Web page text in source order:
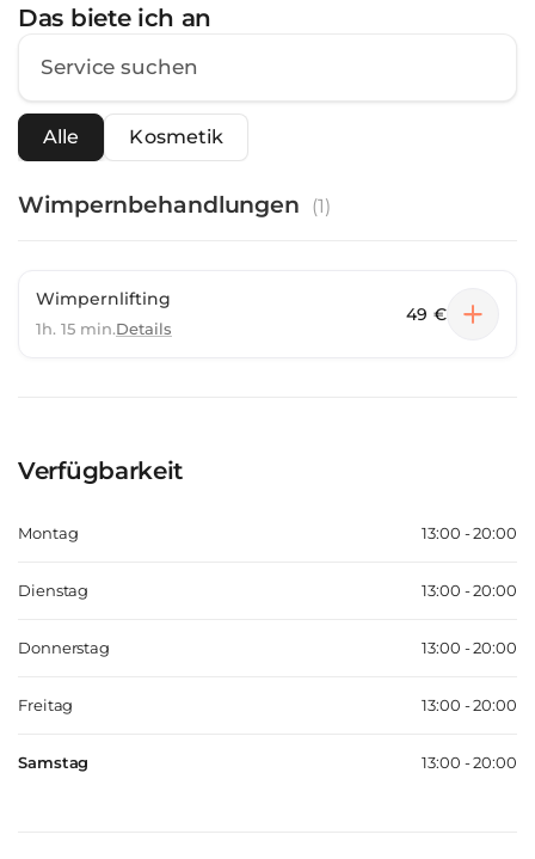
Das biete ich an
Alle Kosmetik
Wimpernbehandlungen (1)
Wimpernlifting
1h. 15 min.Details
49 €
Verfügbarkeit
Montag 13:00 - 20:00
Dienstag 13:00 - 20:00
Donnerstag 13:00 - 20:00
Freitag 13:00 - 20:00
Samstag 13:00 - 20:00